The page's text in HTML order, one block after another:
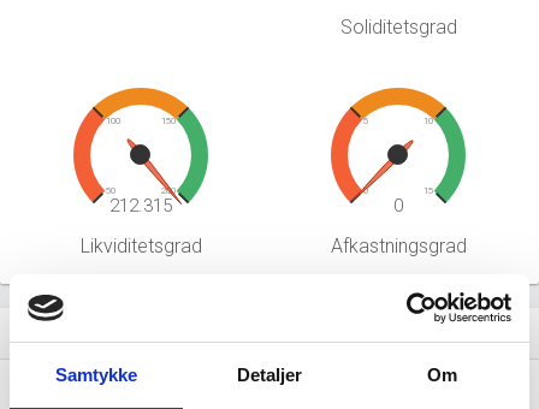
Samtykke Detaljer Om
Soliditetsgrad
50
100 150
200
212.315
Likviditetsgrad
0
5 10
15
0
Afkastningsgrad
Årsrapporten 2025-12